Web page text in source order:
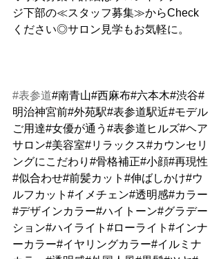
ジ下部の≪スタッフ募集≫からCheck
ください◎サロン見学もお気軽に。
#表参道#南青山#西麻布#六本木#渋谷#
明治神宮前#外苑駅#表参道駅近#モデル
ご用達#女優が通う#表参道ヒルズ#ヘア
サロン#美容室#リラックス#カウンセリ
ングにこだわり#骨格補正#小顔#再現性
#似合わせ#前髪カット#伸ばしかけ#ウ
ルフカット#イメチェン#透明感#カラー
#デザインカラー#ハイトーン#グラデー
ション#ハイライト#ローライト#インナ
ーカラー#イヤリングカラー#イルミナ